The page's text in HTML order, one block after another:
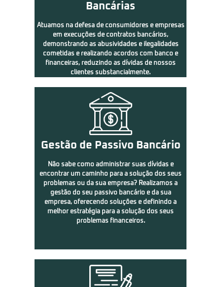
Bancárias
Atuamos na defesa de consumidores e empresas
em execuções de contratos bancários,
demonstrando as abusividades e ilegalidades
cometidas e realizando acordos com banco e
financeiras, reduzindo as dívidas de nossos
clientes substancialmente.
Gestão de Passivo Bancário
Não sabe como administrar suas dívidas e
encontrar um caminho para a solução dos seus
problemas ou da sua empresa? Realizamos a
gestão do seu passivo bancário e da sua
empresa, oferecendo soluções e definindo a
melhor estratégia para a solução dos seus
problemas financeiros.